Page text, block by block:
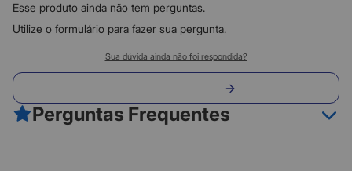
1
0
Esse produto ainda não tem perguntas.
Utilize o formulário para fazer sua pergunta.
Sua dúvida ainda não foi respondida?
Perguntas Frequentes